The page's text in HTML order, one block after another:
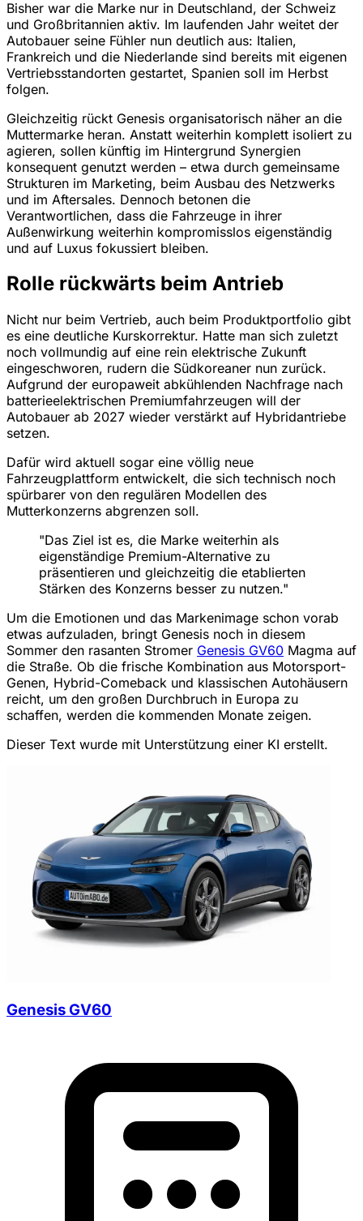
Bisher war die Marke nur in Deutschland, der Schweiz
und Großbritannien aktiv. Im laufenden Jahr weitet der
Autobauer seine Fühler nun deutlich aus: Italien,
Frankreich und die Niederlande sind bereits mit eigenen
Vertriebsstandorten gestartet, Spanien soll im Herbst
folgen.
Gleichzeitig rückt Genesis organisatorisch näher an die
Muttermarke heran. Anstatt weiterhin komplett isoliert zu
agieren, sollen künftig im Hintergrund Synergien
konsequent genutzt werden – etwa durch gemeinsame
Strukturen im Marketing, beim Ausbau des Netzwerks
und im Aftersales. Dennoch betonen die
Verantwortlichen, dass die Fahrzeuge in ihrer
Außenwirkung weiterhin kompromisslos eigenständig
und auf Luxus fokussiert bleiben.
Rolle rückwärts beim Antrieb
Nicht nur beim Vertrieb, auch beim Produktportfolio gibt
es eine deutliche Kurskorrektur. Hatte man sich zuletzt
noch vollmundig auf eine rein elektrische Zukunft
eingeschworen, rudern die Südkoreaner nun zurück.
Aufgrund der europaweit abkühlenden Nachfrage nach
batterieelektrischen Premiumfahrzeugen will der
Autobauer ab 2027 wieder verstärkt auf Hybridantriebe
setzen.
Dafür wird aktuell sogar eine völlig neue
Fahrzeugplattform entwickelt, die sich technisch noch
spürbarer von den regulären Modellen des
Mutterkonzerns abgrenzen soll.
"Das Ziel ist es, die Marke weiterhin als
eigenständige Premium-Alternative zu
präsentieren und gleichzeitig die etablierten
Stärken des Konzerns besser zu nutzen."
Um die Emotionen und das Markenimage schon vorab
etwas aufzuladen, bringt Genesis noch in diesem
Sommer den rasanten Stromer Genesis GV60 Magma auf
die Straße. Ob die frische Kombination aus Motorsport-
Genen, Hybrid-Comeback und klassischen Autohäusern
reicht, um den großen Durchbruch in Europa zu
schaffen, werden die kommenden Monate zeigen.
Dieser Text wurde mit Unterstützung einer KI erstellt.
Genesis GV60